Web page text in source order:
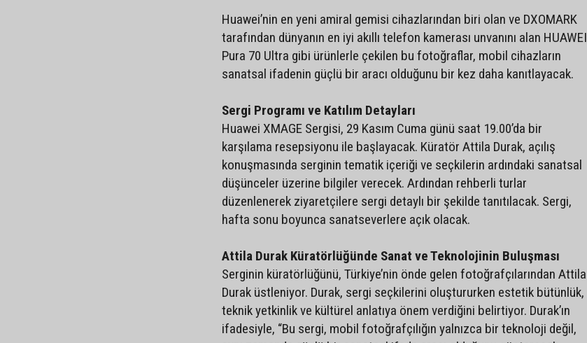
Huawei’nin en yeni amiral gemisi cihazlarından biri olan ve DXOMARK
tarafından dünyanın en iyi akıllı telefon kamerası unvanını alan HUAWEI
Pura 70 Ultra gibi ürünlerle çekilen bu fotoğraflar, mobil cihazların
sanatsal ifadenin güçlü bir aracı olduğunu bir kez daha kanıtlayacak.
Sergi Programı ve Katılım Detayları
Huawei XMAGE Sergisi, 29 Kasım Cuma günü saat 19.00’da bir
karşılama resepsiyonu ile başlayacak. Küratör Attila Durak, açılış
konuşmasında serginin tematik içeriği ve seçkilerin ardındaki sanatsal
düşünceler üzerine bilgiler verecek. Ardından rehberli turlar
düzenlenerek ziyaretçilere sergi detaylı bir şekilde tanıtılacak. Sergi,
hafta sonu boyunca sanatseverlere açık olacak.
Attila Durak Küratörlüğünde Sanat ve Teknolojinin Buluşması
Serginin küratörlüğünü, Türkiye’nin önde gelen fotoğrafçılarından Attila
Durak üstleniyor. Durak, sergi seçkilerini oluştururken estetik bütünlük,
teknik yetkinlik ve kültürel anlatıya önem verdiğini belirtiyor. Durak’ın
ifadesiyle, “Bu sergi, mobil fotoğrafçılığın yalnızca bir teknoloji değil,